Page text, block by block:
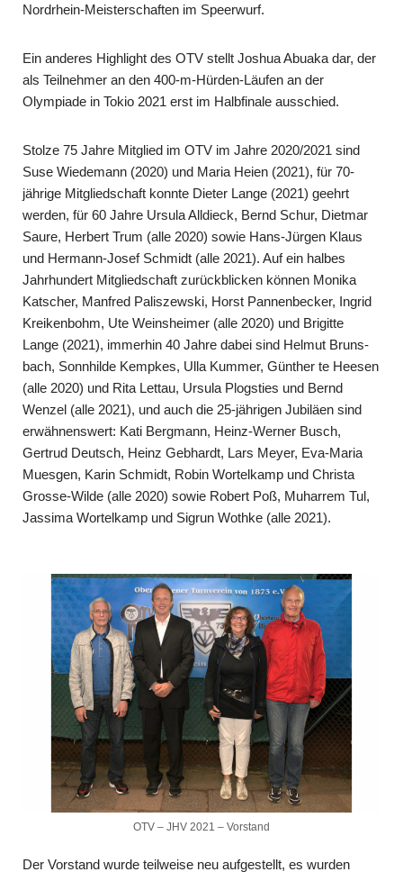
Nordrhein-Meisterschaften im Speer­­wurf.
Ein anderes Highlight des OTV stellt Joshua Abuaka dar, der
als Teilnehmer an den 400-m-Hürden-Läufen an der
Olympiade in Tokio 2021 erst im Halbfinale ausschied.
Stolze 75 Jahre Mitglied im OTV im Jahre 2020/2021 sind
Suse Wiedemann (2020) und Maria Heien (2021), für 70-
jährige Mitgliedschaft konnte Dieter Lange (2021) geehrt
werden, für 60 Jahre Ursula Alldieck, Bernd Schur, Dietmar
Saure, Herbert Trum (alle 2020) sowie Hans-Jürgen Klaus
und Hermann-Josef Schmidt (alle 2021). Auf ein halbes
Jahrhundert Mitgliedschaft zurückblicken können Monika
Katscher, Manfred Paliszewski, Horst Pannenbecker, Ingrid
Kreikenbohm, Ute Weinsheimer (alle 2020) und Brigitte
Lange (2021), immerhin 40 Jahre dabei sind Helmut Bruns­
bach, Sonnhilde Kempkes, Ulla Kummer, Günther te Heesen
(alle 2020) und Rita Lettau, Ursula Plogsties und Bernd
Wenzel (alle 2021), und auch die 25-jährigen Jubiläen sind
erwähnenswert: Kati Bergmann, Heinz-Werner Busch,
Gertrud Deutsch, Heinz Gebhardt, Lars Meyer, Eva-Maria
Muesgen, Karin Schmidt, Robin Wortelkamp und Christa
Grosse-Wilde (alle 2020) sowie Robert Poß, Muharrem Tul,
Jassima Wortelkamp und Sigrun Wothke (alle 2021).
OTV – JHV 2021 – Vorstand
Der Vorstand wurde teilweise neu aufgestellt, es wurden